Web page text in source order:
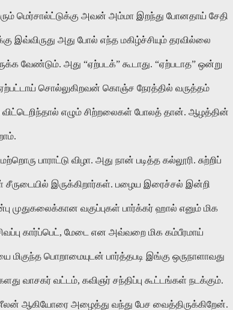
மெர்சால்ட்டுக்கு அவன் அம்மா இறந்து போனதாய் சேதி
அது போல் எந்த மகிழ்ச்சியும் தரவில்லை
வேண்டும். அது “ஏற்படக்” கூடாது. “ஏற்படாத” ஒன்று
சொல்லுகிறவன் கொஞ்ச நேரத்தில் வருத்தம்
எழும் சிற்றலைகள் போலத் தான். ஆழத்தின்
பாராட்டு விழா. அது நான் படித்த கல்லூரி. சுற்றிப்
சீருடையில் இருக்கிறார்கள். பழைய இரைச்சல் இன்றி
முதுகலைக்கான வகுப்புகள் பார்க்கர் ஹால் எனும் மிக
கார்ப்பெட், மேடை என அவ்வறை மிக கம்பீரமாய்
பொறாமையுடன் பார்த்தபடி இங்கு ஒருநாளாவது
வாசகர் வட்டம், கவிஞர் சந்திப்பு கூட்டங்கள் நடக்கும்.
ஆகியோரை அழைத்து வந்து பேச வைத்திருக்கிறேன்.